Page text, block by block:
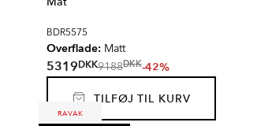
BDR5575
Overflade: Matt
5319DKK9188DKK-42%
TILFØJ TIL KURV
RAVAK